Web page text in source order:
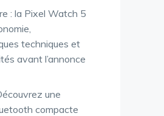
: la Pixel Watch 5
techniques et
avant l’annonce
une
compacte